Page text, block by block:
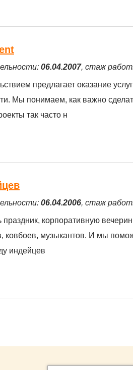
06.04.2007, стаж
предлагает оказание
Мы понимаем, как важно
так часто н
06.04.2006, стаж
праздник, корпоративную
ковбоев, музыкантов. И мы
индейцев